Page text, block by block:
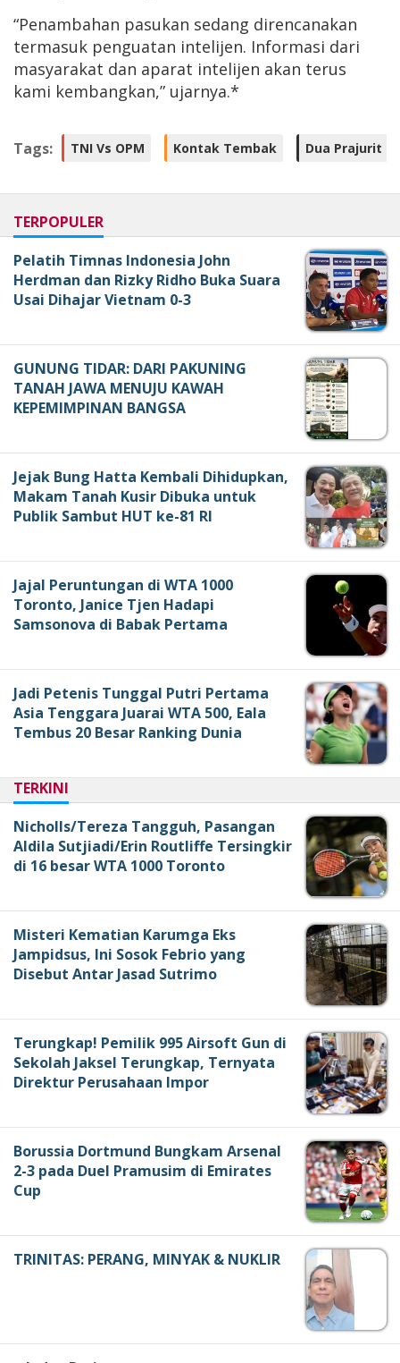
“Penambahan pasukan sedang direncanakan
termasuk penguatan intelijen. Informasi dari
masyarakat dan aparat intelijen akan terus
kami kembangkan,” ujarnya.*
Tags: TNI Vs OPM Kontak Tembak Dua Prajurit
TERPOPULER
Pelatih Timnas Indonesia John
Herdman dan Rizky Ridho Buka Suara
Usai Dihajar Vietnam 0-3
GUNUNG TIDAR: DARI PAKUNING
TANAH JAWA MENUJU KAWAH
KEPEMIMPINAN BANGSA
Jejak Bung Hatta Kembali Dihidupkan,
Makam Tanah Kusir Dibuka untuk
Publik Sambut HUT ke-81 RI
Jajal Peruntungan di WTA 1000
Toronto, Janice Tjen Hadapi
Samsonova di Babak Pertama
Jadi Petenis Tunggal Putri Pertama
Asia Tenggara Juarai WTA 500, Eala
Tembus 20 Besar Ranking Dunia
TERKINI
Nicholls/Tereza Tangguh, Pasangan
Aldila Sutjiadi/Erin Routliffe Tersingkir
di 16 besar WTA 1000 Toronto
Misteri Kematian Karumga Eks
Jampidsus, Ini Sosok Febrio yang
Disebut Antar Jasad Sutrimo
Terungkap! Pemilik 995 Airsoft Gun di
Sekolah Jaksel Terungkap, Ternyata
Direktur Perusahaan Impor
Borussia Dortmund Bungkam Arsenal
2-3 pada Duel Pramusim di Emirates
Cup
TRINITAS: PERANG, MINYAK & NUKLIR